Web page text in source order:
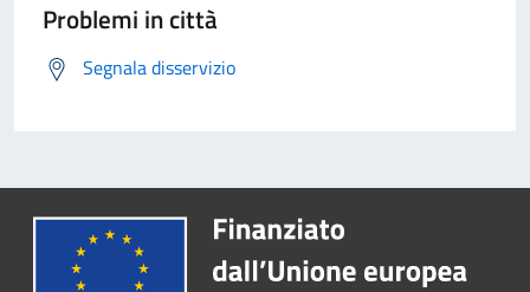
Problemi in città
Segnala disservizio